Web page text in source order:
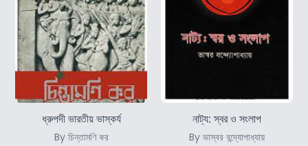
ধ্রুপদী ভারতীয় ভাস্কর্য
By চিন্তামণি কর
নাট্য: স্বর ও সংলাপ
By ভাস্বর বন্দ্যোপাধ্যায়